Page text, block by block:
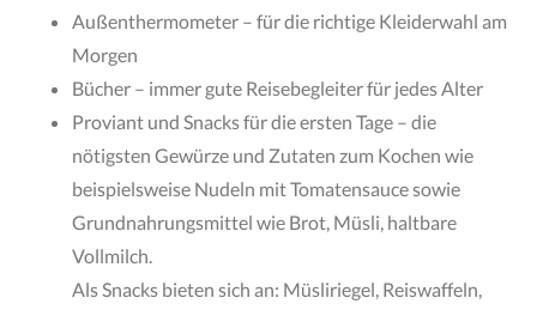
Außenthermometer – für die richtige Kleiderwahl am
Morgen
Bücher – immer gute Reisebegleiter für jedes Alter
Proviant und Snacks für die ersten Tage – die
nötigsten Gewürze und Zutaten zum Kochen wie
beispielsweise Nudeln mit Tomatensauce sowie
Grundnahrungsmittel wie Brot, Müsli, haltbare
Vollmilch.
Als Snacks bieten sich an: Müsliriegel, Reiswaffeln,